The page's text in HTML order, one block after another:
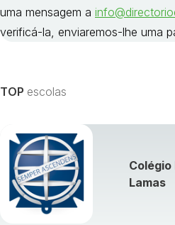
uma mensagem a
verificá-la, enviaremos-lhe uma
TOP escolas
Lamas